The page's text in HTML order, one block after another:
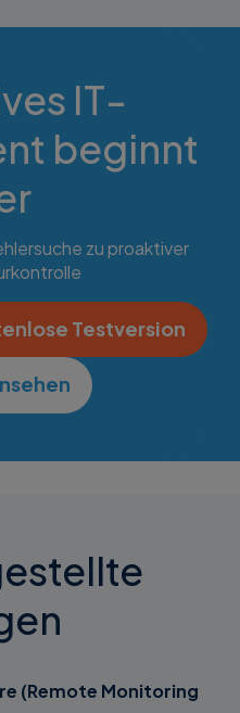
IT-
beginnt
zu proaktiver
Testversion
(Remote Monitoring